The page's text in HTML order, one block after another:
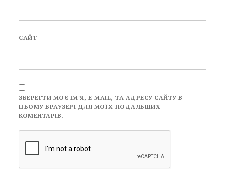
САЙТ
ЗБЕРЕГТИ МОЄ ІМ'Я, E-MAIL, ТА АДРЕСУ САЙТУ В
ЦЬОМУ БРАУЗЕРІ ДЛЯ МОЇХ ПОДАЛЬШИХ
КОМЕНТАРІВ.